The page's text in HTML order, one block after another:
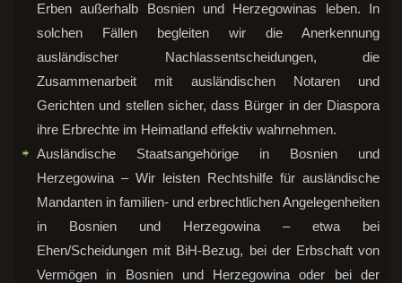
Erben außerhalb Bosnien und Herzegowinas leben. In
solchen Fällen begleiten wir die Anerkennung
ausländischer Nachlassentscheidungen, die
Zusammenarbeit mit ausländischen Notaren und
Gerichten und stellen sicher, dass Bürger in der Diaspora
ihre Erbrechte im Heimatland effektiv wahrnehmen.
Ausländische Staatsangehörige in Bosnien und
Herzegowina – Wir leisten Rechtshilfe für ausländische
Mandanten in familien- und erbrechtlichen Angelegenheiten
in Bosnien und Herzegowina – etwa bei
Ehen/Scheidungen mit BiH-Bezug, bei der Erbschaft von
Vermögen in Bosnien und Herzegowina oder bei der